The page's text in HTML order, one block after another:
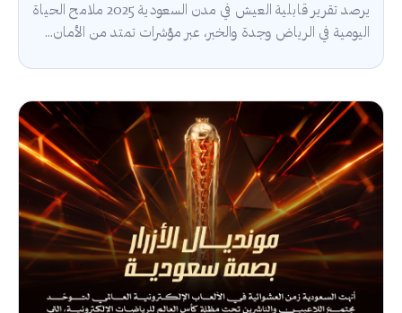
يرصد تقرير قابلية العيش في مدن السعودية 2025 ملامح الحياة
اليومية في الرياض وجدة والخبر، عبر مؤشرات تمتد من الأمان...